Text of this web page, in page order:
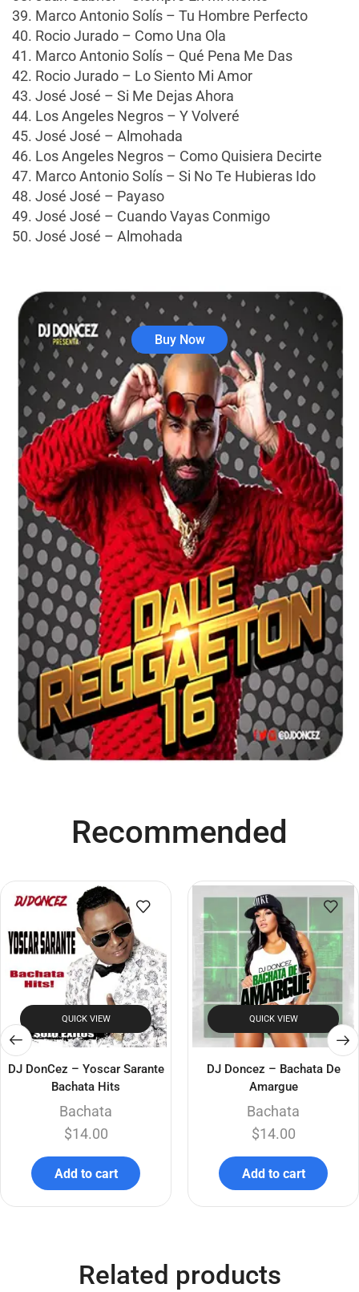
39. Marco Antonio Solís – Tu Hombre Perfecto
40. Rocio Jurado – Como Una Ola
41. Marco Antonio Solís – Qué Pena Me Das
42. Rocio Jurado – Lo Siento Mi Amor
43. José José – Si Me Dejas Ahora
44. Los Angeles Negros – Y Volveré
45. José José – Almohada
46. Los Angeles Negros – Como Quisiera Decirte
47. Marco Antonio Solís – Si No Te Hubieras Ido
48. José José – Payaso
49. José José – Cuando Vayas Conmigo
50. José José – Almohada
Buy Now
Recommended
QUICK VIEW
DJ DonCez – Yoscar Sarante
Bachata Hits
Bachata
$14.00
Add to cart
QUICK VIEW
DJ Doncez – Bachata De
Amargue
Bachata
$14.00
Add to cart
Related products